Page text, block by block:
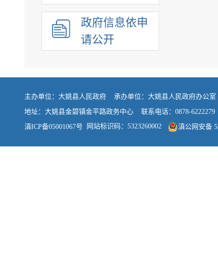
政府信息依申
请公开
主办单位：大姚县人民政府 承办单位：大姚县人民政府办公
地址：大姚县金碧镇金平路政务中心 联系电话：0878-6222279
滇ICP备05001067号 网站标识码：5323260002 滇公网安备